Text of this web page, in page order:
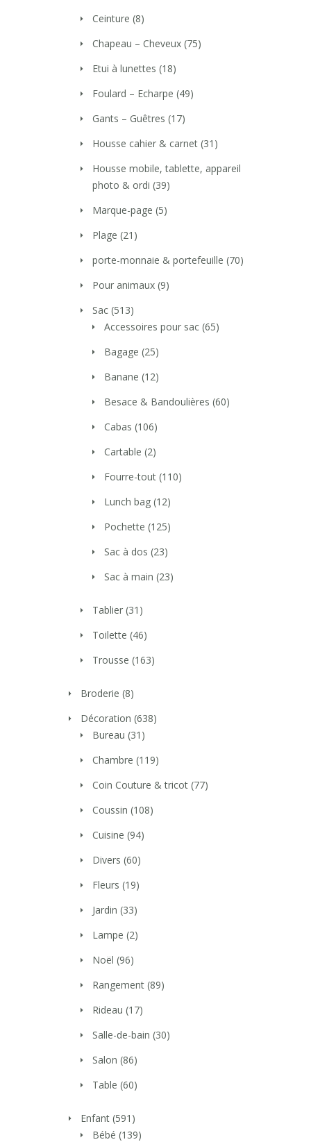
Ceinture (8)
Chapeau – Cheveux (75)
Etui à lunettes (18)
Foulard – Echarpe (49)
Gants – Guêtres (17)
Housse cahier & carnet (31)
Housse mobile, tablette, appareil
photo & ordi (39)
Marque-page (5)
Plage (21)
porte-monnaie & portefeuille (70)
Pour animaux (9)
Sac (513)
Accessoires pour sac (65)
Bagage (25)
Banane (12)
Besace & Bandoulières (60)
Cabas (106)
Cartable (2)
Fourre-tout (110)
Lunch bag (12)
Pochette (125)
Sac à dos (23)
Sac à main (23)
Tablier (31)
Toilette (46)
Trousse (163)
Broderie (8)
Décoration (638)
Bureau (31)
Chambre (119)
Coin Couture & tricot (77)
Coussin (108)
Cuisine (94)
Divers (60)
Fleurs (19)
Jardin (33)
Lampe (2)
Noël (96)
Rangement (89)
Rideau (17)
Salle-de-bain (30)
Salon (86)
Table (60)
Enfant (591)
Bébé (139)